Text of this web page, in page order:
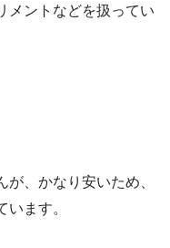
メントなどを扱ってい
、かなり安いため、
ます。